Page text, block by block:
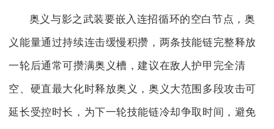
奥义与影之武装要嵌入连招循环的空白节点，奥
义能量通过持续连击缓慢积攒，两条技能链完整释放
一轮后通常可攒满奥义槽，建议在敌人护甲完全清
空、硬直最大化时释放奥义，奥义大范围多段攻击可
延长受控时长，为下一轮技能链冷却争取时间，避免